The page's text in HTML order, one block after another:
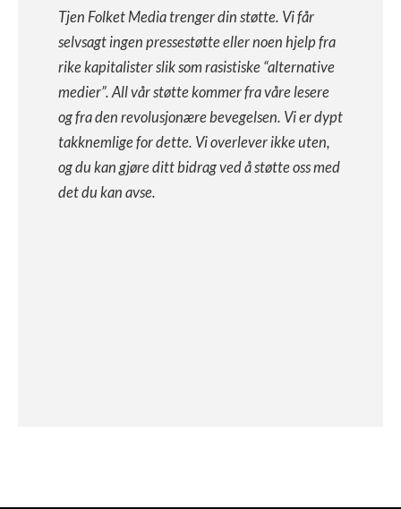
Tjen Folket Media trenger din støtte. Vi får
selvsagt ingen pressestøtte eller noen hjelp fra
rike kapitalister slik som rasistiske “alternative
medier”. All vår støtte kommer fra våre lesere
og fra den revolusjonære bevegelsen. Vi er dypt
takknemlige for dette. Vi overlever ikke uten,
og du kan gjøre ditt bidrag ved å støtte oss med
det du kan avse.